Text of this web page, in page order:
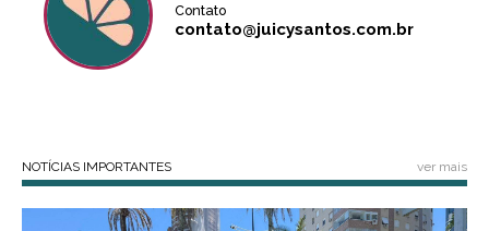
Contato
contato@juicysantos.com.br
NOTÍCIAS IMPORTANTES ver mais